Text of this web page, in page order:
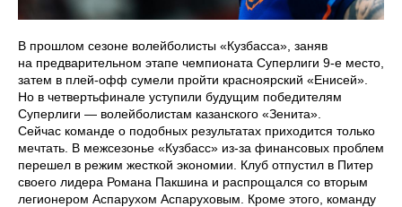
В прошлом сезоне волейболисты «Кузбасса», заняв
на предварительном этапе чемпионата Суперлиги 9-е место,
затем в плей-офф сумели пройти красноярский «Енисей».
Но в четвертьфинале уступили будущим победителям
Суперлиги — волейболистам казанского «Зенита».
Сейчас команде о подобных результатах приходится только
мечтать. В межсезонье «Кузбасс» из-за финансовых проблем
перешел в режим жесткой экономии. Клуб отпустил в Питер
своего лидера Романа Пакшина и распрощался со вторым
легионером Аспарухом Аспаруховым. Кроме этого, команду